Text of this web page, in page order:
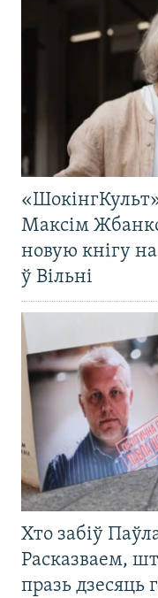
Максім
новую кнігу
ў Вільні
Хто забіў
Расказваем,
празь дзесяць